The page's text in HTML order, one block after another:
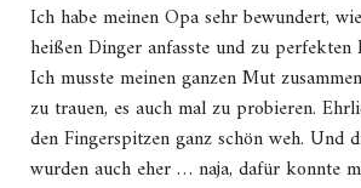
Ich habe meinen Opa sehr bewundert,
heißen Dinger anfasste und zu
Ich musste meinen ganzen Mut
zu trauen, es auch mal zu probieren.
den Fingerspitzen ganz schön weh. Und
wurden auch eher … naja, dafür konnte